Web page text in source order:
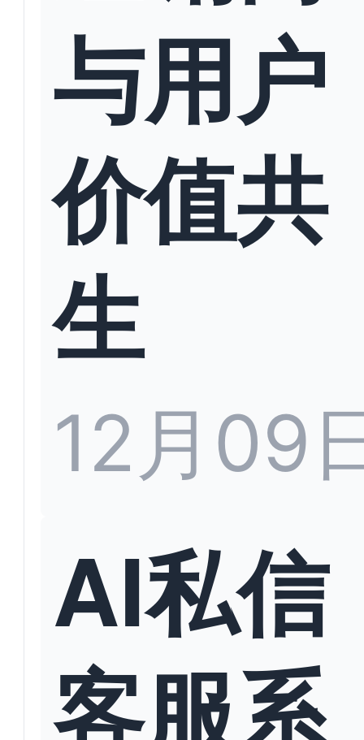
与用户
价值共
生
12月09
AI私信
客服系